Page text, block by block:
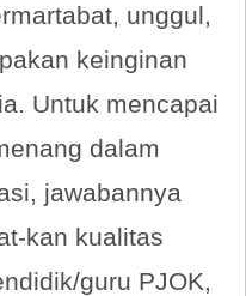
unggul,
keinginan
Untuk mencapai
dalam
jawabannya
kan kualitas
guru PJOK,